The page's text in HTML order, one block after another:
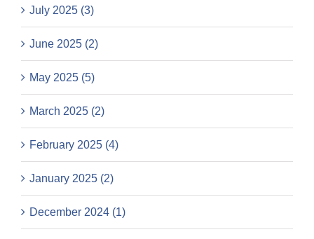
July 2025 (3)
June 2025 (2)
May 2025 (5)
March 2025 (2)
February 2025 (4)
January 2025 (2)
December 2024 (1)